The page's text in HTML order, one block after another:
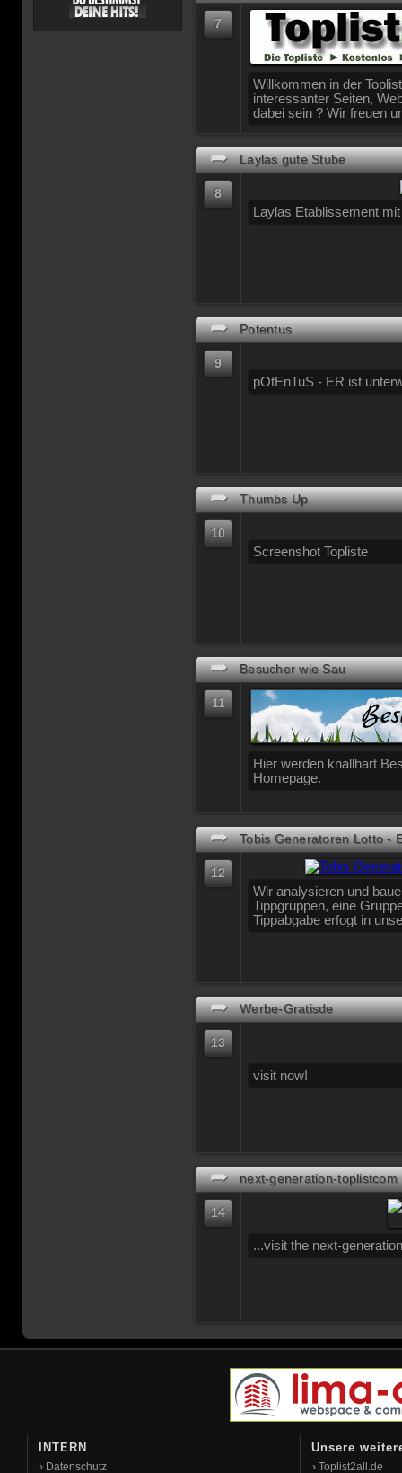
7
Willkommen in der
interessanter Seiten,
dabei sein ? Wir freuen
➦ Laylas gute Stube
8
Laylas Etablissement
➦ Potentus
9
pOtEnTuS - ER ist
➦ Thumbs Up
10
Screenshot Topliste
➦ Besucher wie Sau
11
Hier werden knallhart
Homepage.
➦ Tobis Generatoren Lotto -
12
Wir analysieren und
Tippgruppen, eine
Tippabgabe erfogt in
➦ Werbe-Gratisde
13
visit now!
➦ next-generation-toplistcom
14
...visit the next-
INTERN
› Datenschutz
Unsere
›Toplist2all.de